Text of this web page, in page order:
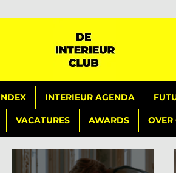
INTERIEUR AGENDA
VACATURES AWARDS OVER